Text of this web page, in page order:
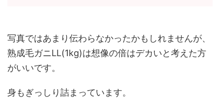
写真ではあまり伝わらなかったかもしれませんが、
熟成毛ガニLL(1kg)は想像の倍はデカいと考えた方
がいいです。
身もぎっしり詰まっています。